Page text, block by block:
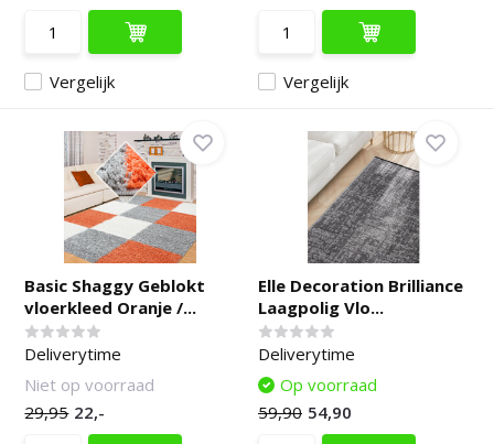
Vergelijk Vergelijk
Basic Shaggy Geblokt
vloerkleed Oranje /...
Deliverytime
Niet op voorraad
29,95 22,-
Elle Decoration Brilliance
Laagpolig Vlo...
Deliverytime
Op voorraad
59,90 54,90